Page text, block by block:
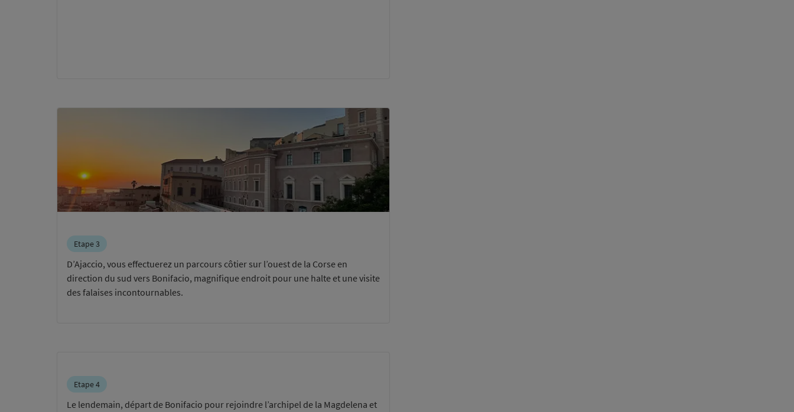
Etape 3
D’Ajaccio, vous effectuerez un parcours côtier sur l’ouest de la Corse en
direction du sud vers Bonifacio, magnifique endroit pour une halte et une visite
des falaises incontournables.
Etape 4
Le lendemain, départ de Bonifacio pour rejoindre l’archipel de la Magdelena et